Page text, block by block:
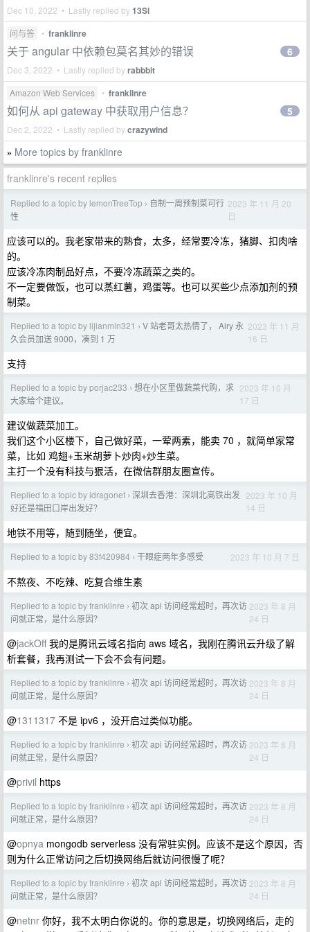
Dec 10, 2022 • Lastly replied by13Sl
问与答 • franklinre
关于 angular 中依赖包莫名其妙的错误
Dec 3, 2022 • Lastly replied byrabbbit
6
Amazon Web Services • franklinre
如何从 api gateway 中获取用户信息？
Dec 2, 2022 • Lastly replied bycrazywind
5
» More topics by franklinre
franklinre's recent replies
Replied to a topic by lemonTreeTop › 自制一周预制菜可行
性
2023 年 11 月 20
日
应该可以的。我老家带来的熟食，太多，经常要冷冻，猪脚、扣肉啥
的。
应该冷冻肉制品好点，不要冷冻蔬菜之类的。
不一定要做饭，也可以蒸红薯，鸡蛋等。也可以买些少点添加剂的预
制菜。
Replied to a topic by lijianmin321 › V 站老哥太热情了， Airy 永
久会员加送 9000，凑到 1 万
2023 年 11 月
16 日
支持
Replied to a topic by porjac233 › 想在小区里做蔬菜代购，求
大家给个建议。
2023 年 10 月
17 日
建议做蔬菜加工。
我们这个小区楼下，自己做好菜，一荤两素，能卖 70 ，就简单家常
菜，比如 鸡翅+玉米胡萝卜炒肉+炒生菜。
主打一个没有科技与狠活，在微信群朋友圈宣传。
Replied to a topic by idragonet › 深圳去香港：深圳北高铁出发
好还是福田口岸出发好？
2023 年 10 月
14 日
地铁不用等，随到随坐，便宜。
Replied to a topic by 83f420984 › 干眼症两年多感受 2023 年 10 月 7 日
不熬夜、不吃辣、吃复合维生素
Replied to a topic by franklinre › 初次 api 访问经常超时，再次访
问就正常，是什么原因？
2023 年 8 月
24 日
@jackOff我的是腾讯云域名指向 aws 域名，我刚在腾讯云升级了解
析套餐，我再测试一下会不会有问题。
Replied to a topic by franklinre › 初次 api 访问经常超时，再次访
问就正常，是什么原因？
2023 年 8 月
24 日
@1311317 不是 ipv6 ，没开启过类似功能。
Replied to a topic by franklinre › 初次 api 访问经常超时，再次访
问就正常，是什么原因？
2023 年 8 月
24 日
@privil https
Replied to a topic by franklinre › 初次 api 访问经常超时，再次访
问就正常，是什么原因？
2023 年 8 月
24 日
@opnya mongodb serverless 没有常驻实例。应该不是这个原因，否
则为什么正常访问之后切换网络后就访问很慢了呢？
Replied to a topic by franklinre › 初次 api 访问经常超时，再次访
问就正常，是什么原因？
2023 年 8 月
24 日
@netnr 你好，我不太明白你说的。你的意思是，切换网络后，走的